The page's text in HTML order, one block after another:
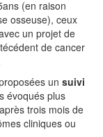
(en raison
osseuse), ceux
un projet de
de cancer
un suivi
évoqués plus
après trois mois de
cliniques ou